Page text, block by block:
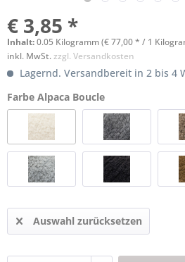
€ 3,85 *
Inhalt:0.05 Kilogramm (€ 77,00 * / 1
inkl. MwSt.zzgl. Versandkosten
Lagernd. Versandbereit in 2 bis 4
Farbe Alpaca Boucle
Auswahl zurücksetzen